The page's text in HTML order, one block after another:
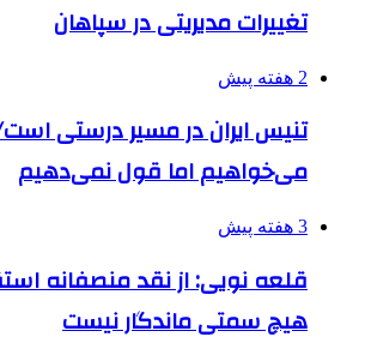
تغییرات مدیریتی در سپاهان
2 هفته پیش
تنیس ایران در مسیر درستی است/
می‌خواهیم اما قول نمی‌دهیم
3 هفته پیش
قلعه نویی: از نقد منصفانه
هیچ سمتی ماندگار نیست